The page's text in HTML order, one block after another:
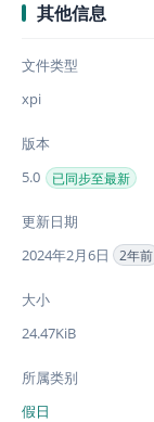
其他信息
文件类型
xpi
版本
5.0
已同步至最新
更新日期
2024年2月6日
2年前
大小
24.47KiB
所属类别
假日